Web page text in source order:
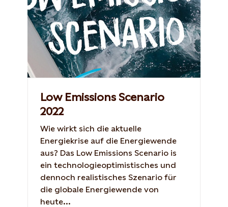
Low Emissions Scenario
2022
Wie wirkt sich die aktuelle
Energiekrise auf die Energiewende
aus? Das Low Emissions Scenario is
ein technologieoptimistisches und
dennoch realistisches Szenario für
die globale Energiewende von
heute...